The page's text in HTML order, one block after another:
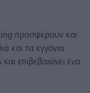
προσφέρουν και
και τα εγγόνια
επιβεβαιώνει ένα